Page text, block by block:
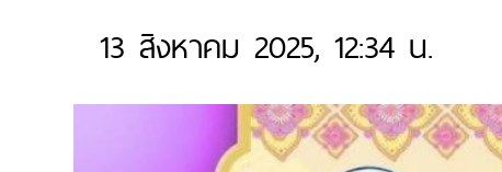
13 สิงหาคม 2025, 12:34 น.